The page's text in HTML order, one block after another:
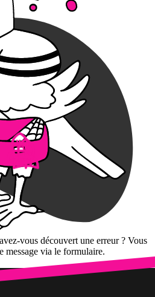
vous découvert une erreur ? Vous
message via le formulaire.